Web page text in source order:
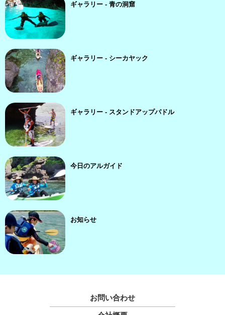
ギャラリー - 青の洞窟
ギャラリー - シーカヤック
ギャラリー - スタンドアップパドル
今日のアルガイド
お知らせ
お問い合わせ